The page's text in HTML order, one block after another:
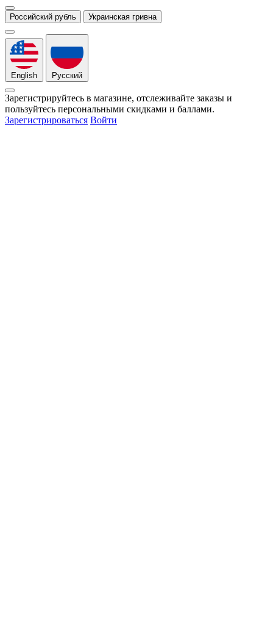
Российский рубль Украинская гривна
English Русский
Зарегистрируйтесь в магазине, отслеживайте заказы и
пользуйтесь персональными скидками и баллами.
Зарегистрироваться Войти